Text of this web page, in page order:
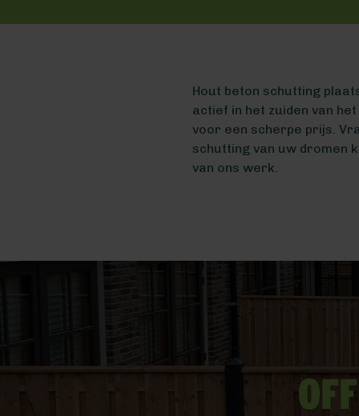
Hout beton schutting
actief in het zuiden van
voor een scherpe prijs.
schutting van uw dromen
van ons werk.